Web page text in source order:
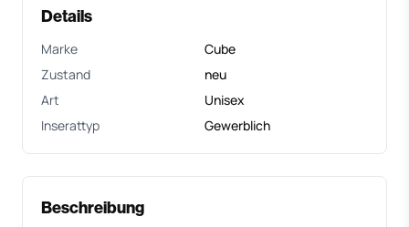
Details
Marke
Cube
Zustand
neu
Art
Unisex
Inserattyp
Gewerblich
Beschreibung